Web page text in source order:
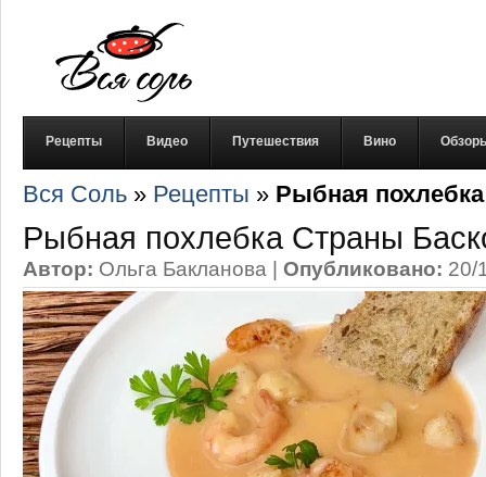
Рецепты Видео Путешествия Вино
Вся Соль » Рецепты » Рыбная
Рыбная похлебка Страны
Автор: Ольга Бакланова | Опубликовано: 20/